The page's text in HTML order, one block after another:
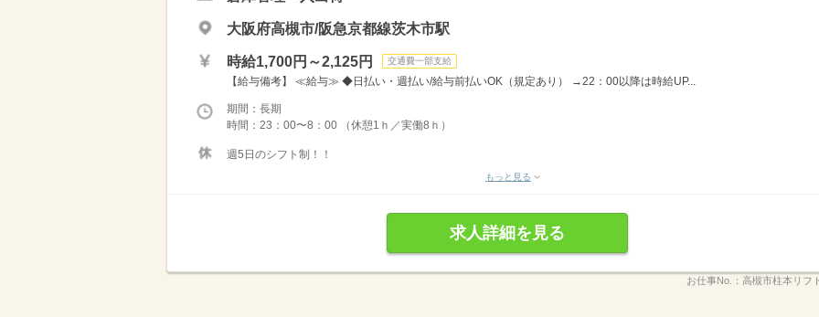
大阪府高槻市/阪急京都線茨木市駅
時給1,700円～2,125円 交通費一部支給
【給与備考】 ≪給与≫ ◆日払い・週払い/給与前払いOK（規定あり） →22：00以降は時給UP...
期間：長期
時間：23：00〜8：00 （休憩1ｈ／実働8ｈ）
週5日のシフト制！！
もっと見る
求人詳細を見る
お仕事No.： 高槻市柱本リフ